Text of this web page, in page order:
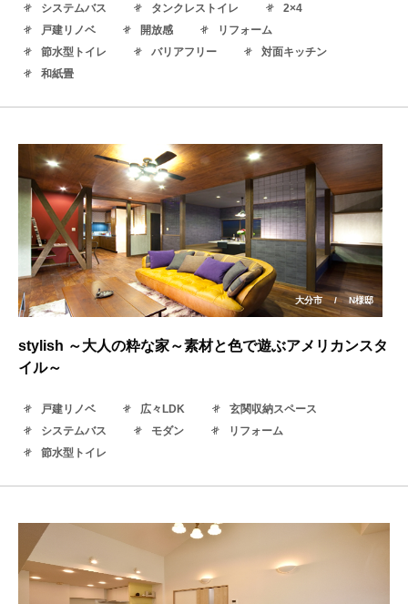
システムバス タンクレストイレ
2×4
戸建リノベ
開放感
リフォーム
節水型トイレ
バリアフリー
対面キッチン
和紙畳
大分市 / N様邸
stylish ～大人の粋な家～素材と色で遊ぶアメリカンスタ
イル～
戸建リノベ 広々LDK
玄関収納スペース
システムバス
モダン
リフォーム
節水型トイレ